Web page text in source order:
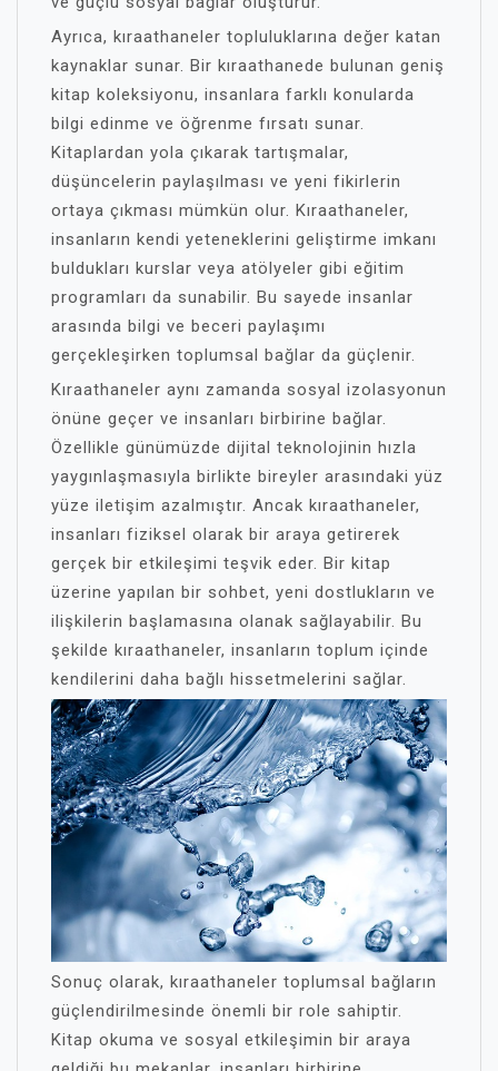
Ayrıca, kıraathaneler topluluklarına değer katan
kaynaklar sunar. Bir kıraathanede bulunan geniş
kitap koleksiyonu, insanlara farklı konularda
bilgi edinme ve öğrenme fırsatı sunar.
Kitaplardan yola çıkarak tartışmalar,
düşüncelerin paylaşılması ve yeni fikirlerin
ortaya çıkması mümkün olur. Kıraathaneler,
insanların kendi yeteneklerini geliştirme imkanı
buldukları kurslar veya atölyeler gibi eğitim
programları da sunabilir. Bu sayede insanlar
arasında bilgi ve beceri paylaşımı
gerçekleşirken toplumsal bağlar da güçlenir.
Kıraathaneler aynı zamanda sosyal izolasyonun
önüne geçer ve insanları birbirine bağlar.
Özellikle günümüzde dijital teknolojinin hızla
yaygınlaşmasıyla birlikte bireyler arasındaki yüz
yüze iletişim azalmıştır. Ancak kıraathaneler,
insanları fiziksel olarak bir araya getirerek
gerçek bir etkileşimi teşvik eder. Bir kitap
üzerine yapılan bir sohbet, yeni dostlukların ve
ilişkilerin başlamasına olanak sağlayabilir. Bu
şekilde kıraathaneler, insanların toplum içinde
kendilerini daha bağlı hissetmelerini sağlar.
Sonuç olarak, kıraathaneler toplumsal bağların
güçlendirilmesinde önemli bir role sahiptir.
Kitap okuma ve sosyal etkileşimin bir araya